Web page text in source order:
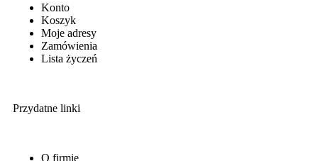
Konto
Koszyk
Moje adresy
Zamówienia
Lista życzeń
Przydatne linki
O firmie